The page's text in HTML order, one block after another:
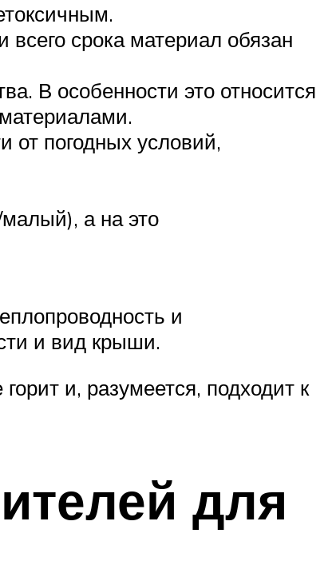
срока материал обязан
В особенности это относится
от погодных условий,
а на это
и
и вид крыши.
и, разумеется, подходит к
для